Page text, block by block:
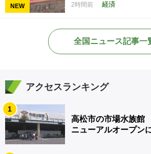
NEW 2時間前 経済
全国ニュース記事一
アクセスランキング
1
高松市の市場水族館
ニューアルオープン